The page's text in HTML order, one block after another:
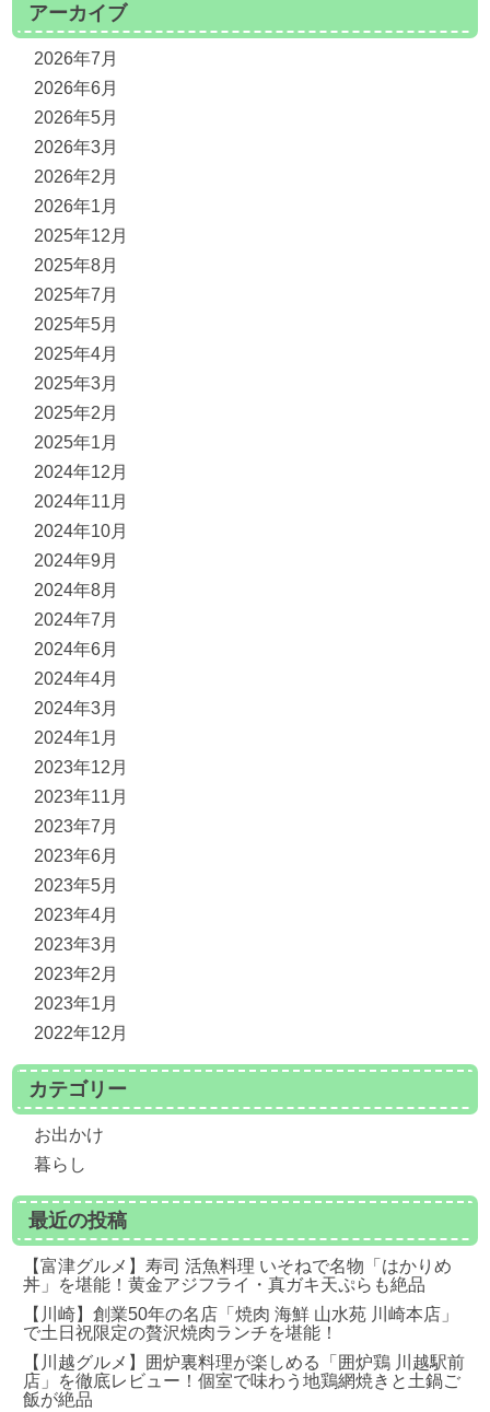
アーカイブ
2026年7月
2026年6月
2026年5月
2026年3月
2026年2月
2026年1月
2025年12月
2025年8月
2025年7月
2025年5月
2025年4月
2025年3月
2025年2月
2025年1月
2024年12月
2024年11月
2024年10月
2024年9月
2024年8月
2024年7月
2024年6月
2024年4月
2024年3月
2024年1月
2023年12月
2023年11月
2023年7月
2023年6月
2023年5月
2023年4月
2023年3月
2023年2月
2023年1月
2022年12月
カテゴリー
お出かけ
暮らし
最近の投稿
【富津グルメ】寿司 活魚料理 いそねで名物「はかりめ
丼」を堪能！黄金アジフライ・真ガキ天ぷらも絶品
【川崎】創業50年の名店「焼肉 海鮮 山水苑 川崎本店」
で土日祝限定の贅沢焼肉ランチを堪能！
【川越グルメ】囲炉裏料理が楽しめる「囲炉鶏 川越駅前
店」を徹底レビュー！個室で味わう地鶏網焼きと土鍋ご
飯が絶品